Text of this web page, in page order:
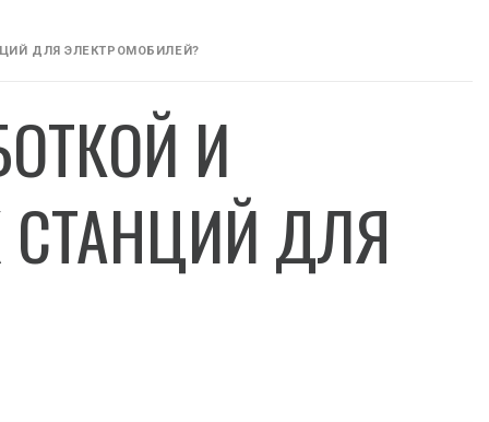
ДЛЯ ЭЛЕКТРОМОБИЛЕЙ?
И
ДЛЯ